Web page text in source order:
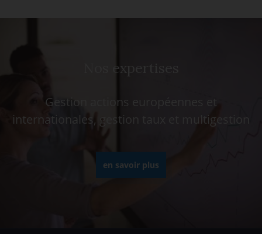
Nos expertises
Gestion actions européennes et
internationales, gestion taux et multigestion
en savoir plus